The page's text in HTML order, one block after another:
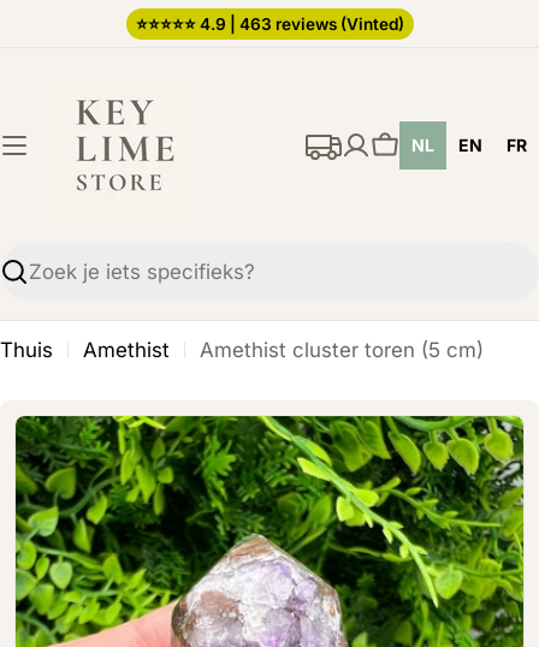
inhoud
⭐️⭐️⭐️⭐️⭐️ 4.9 | 463 reviews (Vinted)
Zoekopdracht
Winkelwagen
NL EN FR
Thuis Amethist Amethist cluster toren (5 cm)